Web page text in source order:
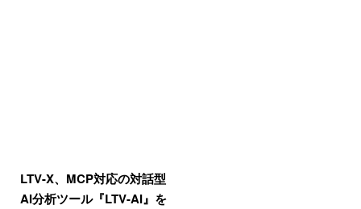
LTV-X、MCP対応の対話型
AI分析ツール『LTV-AI』を